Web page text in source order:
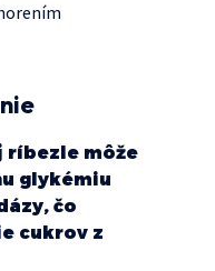
ríbezle môže
glykémiu
čo
cukrov z